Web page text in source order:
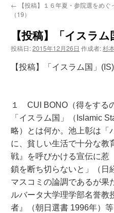
← 【投稿】１６年夏・参院選をめ
（19）
【投稿】「イスラ
投稿日:2015年12月26日 作成者:杉
【投稿】「イスラム国」
福井
１ CUI BONO（得をする
「イスラム国」（Islamic
略）とは何か。池上彰は「
に、貧しい生活で十分な
戦』を呼びかける宣伝に惹
鎖を断ち切らないと」（日
マスコミの論調であるが
ルバータ大学理学部名誉教
者』（朝日選書 1996年）